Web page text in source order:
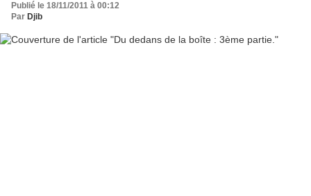
Publié le 18/11/2011 à 00:12
Par Djib